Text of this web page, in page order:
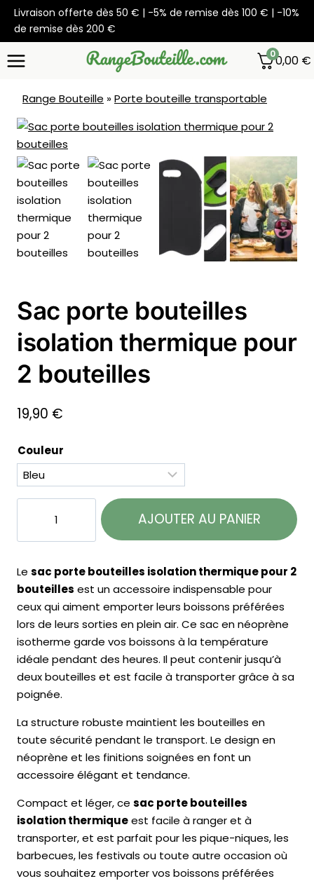
Aller
contenu
Livraison offerte dès 50 € | -5% de remise dès 100 € | -10%
de remise dès 200 €
00,00 €
Range Bouteille »Porte bouteille transportable
Sac porte bouteilles
isolation thermique pour
2 bouteilles
19,90 €
Couleur
Sac
bouteilles
isolation
thermique
pour
2
bouteilles
AJOUTER AU PANIER
Le sac porte bouteilles isolation thermique pour 2
bouteilles est un accessoire indispensable pour
ceux qui aiment emporter leurs boissons préférées
lors de leurs sorties en plein air. Ce sac en néoprène
isotherme garde vos boissons à la température
idéale pendant des heures. Il peut contenir jusqu’à
deux bouteilles et est facile à transporter grâce à sa
poignée.
La structure robuste maintient les bouteilles en
toute sécurité pendant le transport. Le design en
néoprène et les finitions soignées en font un
accessoire élégant et tendance.
Compact et léger, ce sac porte bouteilles
isolation thermiqueest facile à ranger et à
transporter, et est parfait pour les pique-niques, les
barbecues, les festivals ou toute autre occasion où
vous souhaitez emporter vos boissons préférées